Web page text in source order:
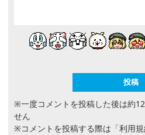
※一度コメントを投稿した後は約
せん
※コメントを投稿する際は 「利用規